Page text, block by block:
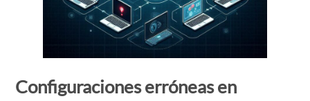
Configuraciones erróneas en